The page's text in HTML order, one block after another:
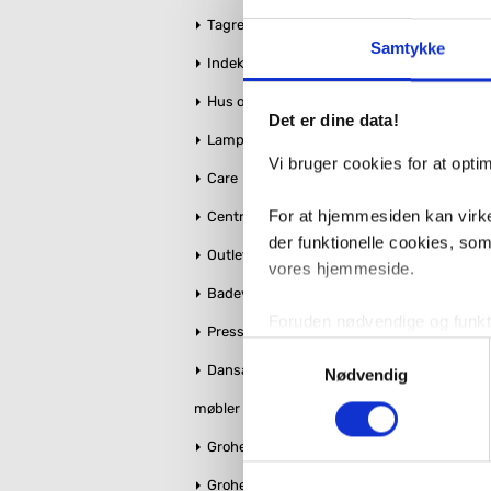
Samtykke
Det er dine data!
Vi bruger cookies for at
For at hjemmesiden kan
der funktionelle cookies,
vores hjemmeside.
Foruden nødvendige og
med henblik på
VVS-Shoppen.dk bruger
Nødvendig
Tagrender
Indeklima
Hus og Have
Lamper
Care
Centralstøvsuger
Outlet
Badeværelse makeover
Pressalit toiletsæder
Dansani bruseglas &
møbler
Grohe Essence
Grohe QuickFix